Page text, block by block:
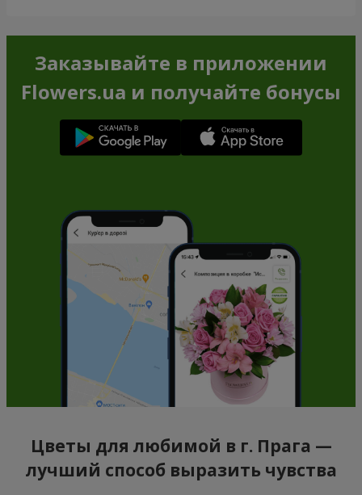
Заказывайте в приложении
Flowers.ua и получайте бонусы
Цветы для любимой в г. Прага —
лучший способ выразить чувства